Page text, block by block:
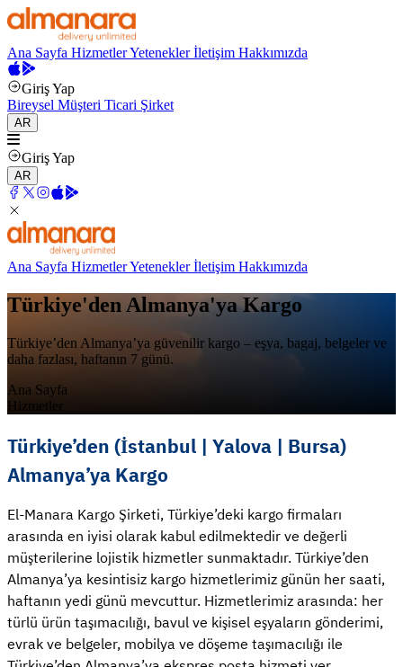
Ana Sayfa HizmetlerYeteneklerİletişim Hakkımızda
Giriş Yap
Bireysel Müşteri Ticari Şirket
AR
Giriş Yap
AR
Ana Sayfa HizmetlerYeteneklerİletişim Hakkımızda
Türkiye'den Almanya'ya Kargo
Türkiye’den Almanya’ya güvenilir kargo – eşya, bagaj, belgeler ve
daha fazlası, haftanın 7 günü.
Ana Sayfa
Hizmetler
Türkiye’den (İstanbul | Yalova | Bursa)
Almanya’ya Kargo
El-Manara Kargo Şirketi, Türkiye’deki kargo firmaları
arasında en iyisi olarak kabul edilmektedir ve değerli
müşterilerine lojistik hizmetler sunmaktadır. Türkiye’den
Almanya’ya kesintisiz kargo hizmetlerimiz günün her saati,
haftanın yedi günü mevcuttur. Hizmetlerimiz arasında: her
türlü ürün taşımacılığı, bavul ve kişisel eşyaların gönderimi,
evrak ve belgeler, mobilya ve döşeme taşımacılığı ile